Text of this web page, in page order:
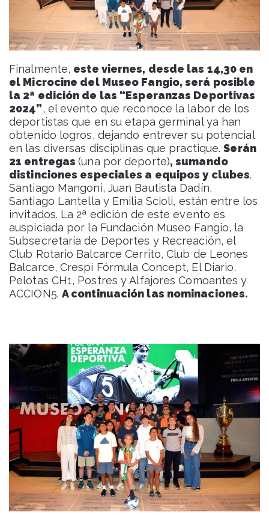
Finalmente, este viernes, desde las 14,30 en
el Microcine del Museo Fangio, será posible
la 2ª edición de las “Esperanzas Deportivas
2024”, el evento que reconoce la labor de los
deportistas que en su etapa germinal ya han
obtenido logros, dejando entrever su potencial
en las diversas disciplinas que practique.Serán
21 entregas(una por deporte), sumando
distinciones especiales a equipos y clubes.
Santiago Mangoni, Juan Bautista Dadín,
Santiago Lantella y Emilia Scioli, están entre los
invitados. La 2ª edición de este evento es
auspiciada por la Fundación Museo Fangio, la
Subsecretaría de Deportes y Recreación, el
Club Rotario Balcarce Cerrito, Club de Leones
Balcarce, Crespi Fórmula Concept, El Diario,
Pelotas CH1, Postres y Alfajores Comoantes y
ACCION5. A continuación las nominaciones.